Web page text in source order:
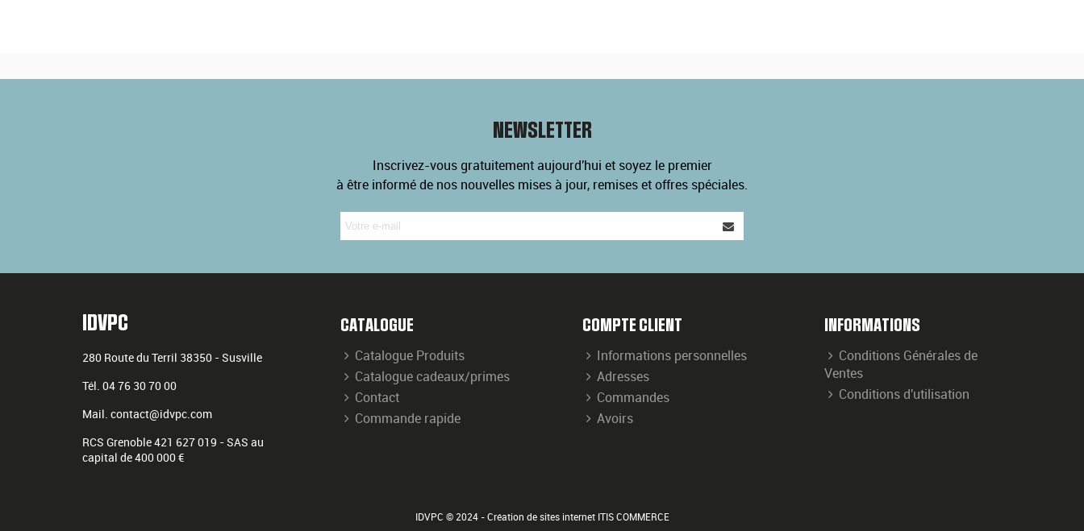
NEWSLETTER
Inscrivez-vous gratuitement aujourd'hui et soyez le premier
à être informé de nos nouvelles mises à jour, remises et offres spéciales.
IDVPC
280 Route du Terril 38350 -Susville
Tél. 04 76 30 70 00
Mail. contact@idvpc.com
RCS Grenoble 421 627 019 - SAS au
capital de 400 000 €
CATALOGUE
Catalogue Produits
Catalogue cadeaux/primes
Contact
Commande rapide
COMPTE CLIENT
Informations personnelles
Adresses
Commandes
Avoirs
INFORMATIONS
Conditions Générales de
Ventes
Conditions d'utilisation
IDVPC © 2024 - Création de sites internet ITIS COMMERCE